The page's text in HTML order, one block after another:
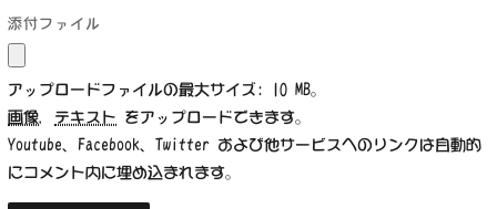
添付ファイル
アップロードファイルの最大サイズ: 10 MB。
画像, テキスト をアップロードできます。
Youtube、Facebook、Twitter および他サービスへのリンクは自動的
にコメント内に埋め込まれます。